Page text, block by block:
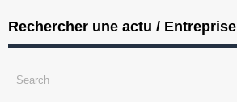
Rechercher une actu / Entreprise